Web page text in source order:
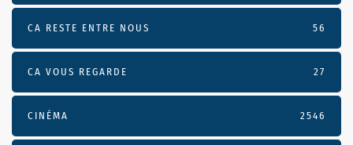
CA RESTE ENTRE NOUS 56
CA VOUS REGARDE 27
CINÉMA 2546